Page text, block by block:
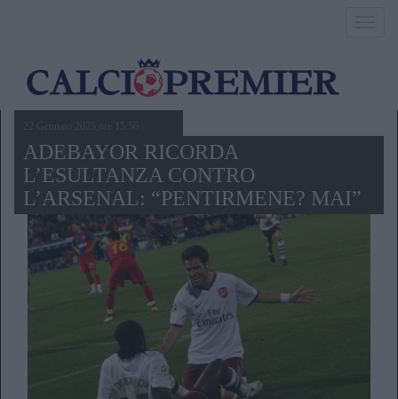
22 Gennaio 2025,ore 15.56
ADEBAYOR RICORDA
L’ESULTANZA CONTRO
L’ARSENAL: “PENTIRMENE? MAI”